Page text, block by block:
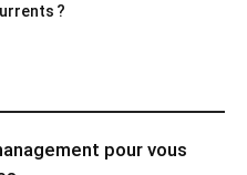
?
pour vous